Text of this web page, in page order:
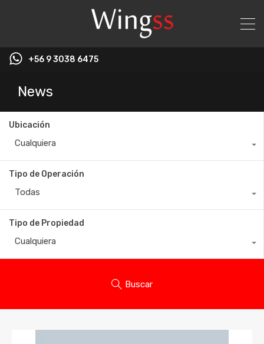
+56 9 3038 6475
News
Ubicación
Cualquiera
Tipo de Operación
Todas
Tipo de Propiedad
Cualquiera
Buscar